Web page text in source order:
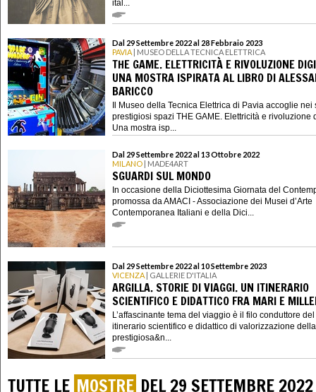
ital...
Dal 29 Settembre 2022 al 28 Febbraio 2023
PAVIA | MUSEO DELLA TECNICA ELETTRICA
THE GAME. ELETTRICITÀ E RIVOLUZIONE
UNA MOSTRA ISPIRATA AL LIBRO DI
BARICCO
Il Museo della Tecnica Elettrica di Pavia accoglie nei
prestigiosi spazi THE GAME. Elettricità e rivoluzione
Una mostra isp...
Dal 29 Settembre 2022 al 13 Ottobre 2022
MILANO | MADE4ART
SGUARDI SUL MONDO
In occasione della Diciottesima Giornata del
promossa da AMACI - Associazione dei Musei d’Arte
Contemporanea Italiani e della Dici...
Dal 29 Settembre 2022 al 10 Settembre 2023
VICENZA | GALLERIE D'ITALIA
ARGILLA. STORIE DI VIAGGI. UN ITINERARIO
SCIENTIFICO E DIDATTICO FRA MARI E
L’affascinante tema del viaggio è il filo conduttore
itinerario scientifico e didattico di valorizzazione della
prestigiosa&n...
TUTTE LE MOSTRE DEL 29 SETTEMBRE 2022